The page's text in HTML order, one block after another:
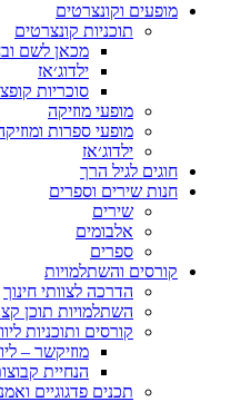
מופעים וקונצרטים
תוכניות קונצרטים
מכאן לשם
ילדוג׳אז
סוכריות
מופעי מוזיקה
מופעי ספרות ומוזיקה
ילדוג׳אז
חוגים לגיל הרך
חנות שירים וספרים
שירים
אלבומים
ספרים
קורסים והשתלמויות
הדרכה לצוותי חינוך
השתלמויות תוכן
קורסים ותוכניות ליווי
מוזיקשר –
הנחיית קבוצות
תכנים פדגוגיים